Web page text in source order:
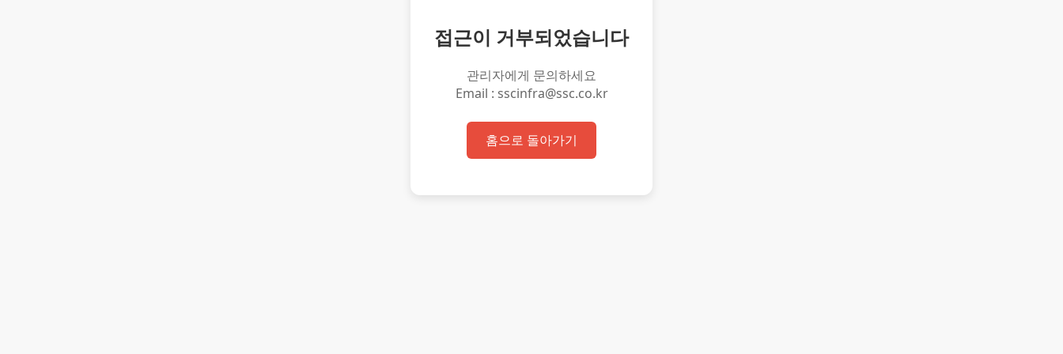
접근이 거부되었습니다
관리자에게 문의하세요
Email : sscinfra@ssc.co.kr
홈으로 돌아가기